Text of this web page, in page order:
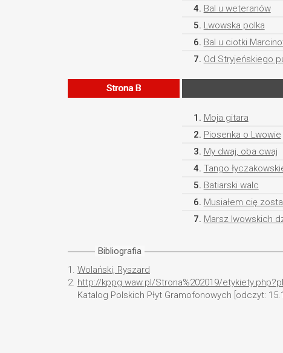
4. Bal u weteranów
5. Lwowska polka
6. Bal u ciotki
7. Od Stryjeńskiego
Strona B
1. Moja gitara
2. Piosenka o Lwowie
3. My dwaj, oba cwaj
4. Tango
5. Batiarski walc
6. Musiałem cię
7. Marsz lwowskich
Bibliografia
1. Wolański, Ryszard
2. http://kppg.waw.pl/Strona%202019/
Katalog Polskich Płyt Gramofonowych [odczyt: